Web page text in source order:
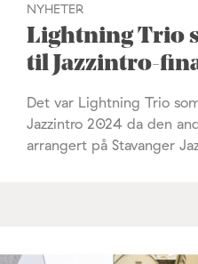
NYHETER
Lightning Trio
til Jazzintro-
Det var Lightning Trio
Jazzintro 2024 da den
arrangert på Stavanger